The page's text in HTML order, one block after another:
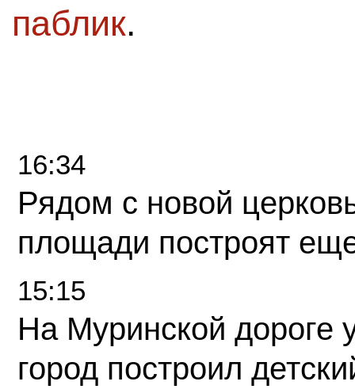
паблик.
16:34
Рядом с новой
площади построят
15:15
На Муринской дороге
город построил